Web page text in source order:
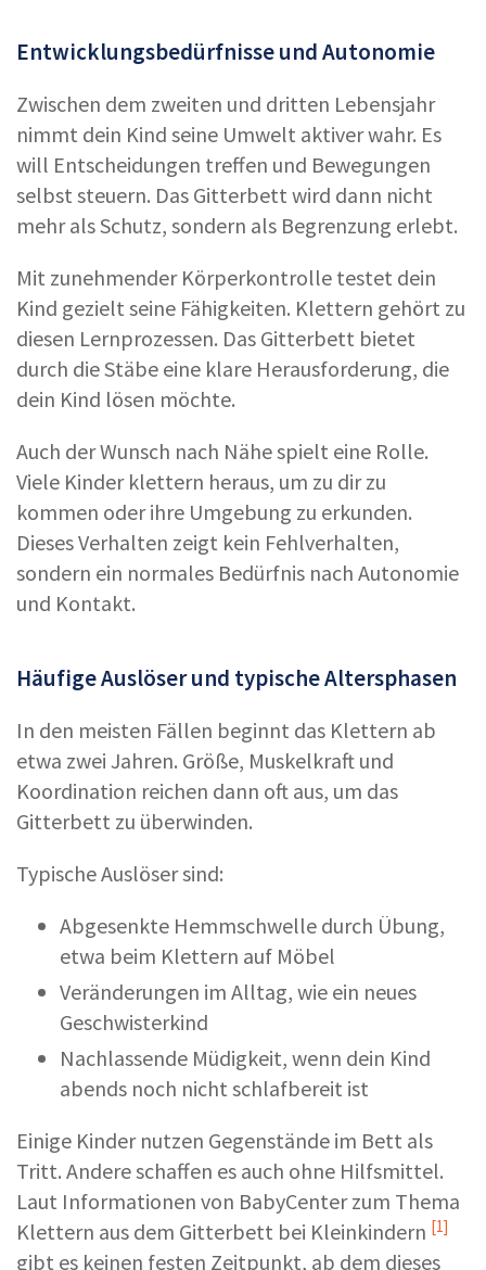
Entwicklungsbedürfnisse und Autonomie
Zwischen dem zweiten und dritten Lebensjahr
nimmt dein Kind seine Umwelt aktiver wahr. Es
will Entscheidungen treffen und Bewegungen
selbst steuern. Das Gitterbett wird dann nicht
mehr als Schutz, sondern als Begrenzung erlebt.
Mit zunehmender Körperkontrolle testet dein
Kind gezielt seine Fähigkeiten. Klettern gehört zu
diesen Lernprozessen. Das Gitterbett bietet
durch die Stäbe eine klare Herausforderung, die
dein Kind lösen möchte.
Auch der Wunsch nach Nähe spielt eine Rolle.
Viele Kinder klettern heraus, um zu dir zu
kommen oder ihre Umgebung zu erkunden.
Dieses Verhalten zeigt kein Fehlverhalten,
sondern ein normales Bedürfnis nach Autonomie
und Kontakt.
Häufige Auslöser und typische Altersphasen
In den meisten Fällen beginnt das Klettern ab
etwa zwei Jahren. Größe, Muskelkraft und
Koordination reichen dann oft aus, um das
Gitterbett zu überwinden.
Typische Auslöser sind:
Abgesenkte Hemmschwelle durch Übung,
etwa beim Klettern auf Möbel
Veränderungen im Alltag, wie ein neues
Geschwisterkind
Nachlassende Müdigkeit, wenn dein Kind
abends noch nicht schlafbereit ist
Einige Kinder nutzen Gegenstände im Bett als
Tritt. Andere schaffen es auch ohne Hilfsmittel.
Laut Informationen von BabyCenter zum Thema
Klettern aus dem Gitterbett bei Kleinkindern [1]
gibt es keinen festen Zeitpunkt, ab dem dieses